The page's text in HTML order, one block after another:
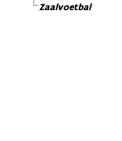
Zaalvoetbal